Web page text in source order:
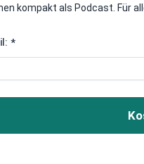
entscheiden,
Das Land
und verdiene
kompakt als Podcast. Für
*